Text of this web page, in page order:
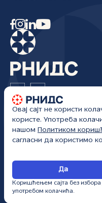
Регистар националног
Жоржа Клемансоа 18а/I
Београд, Србија
РНИДС • Сва права задржана
Овај сајт не користи
користе. Употреба
нашом Политиком
сагласни да користимо
Да
Коришћењем сајта без избора
употребом колачића.